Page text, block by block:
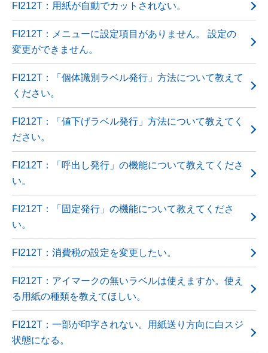
FI212T：用紙が自動でカットされない。
FI212T：メニューに設定項目がありません。 設定の
変更ができません。
FI212T：「個体識別ラベル発行」方法について教えて
ください。
FI212T：「値下げラベル発行」方法について教えてく
ださい。
FI212T：「呼出し発行」の機能について教えてくださ
い。
FI212T：「固定発行」の機能について教えてくださ
い。
FI212T：消費税の設定を変更したい。
FI212T：アイマークの無いラベルは使えますか。使え
る用紙の種類を教えてほしい。
FI212T：一部が印字されない。用紙送り方向に白スジ
状態になる。